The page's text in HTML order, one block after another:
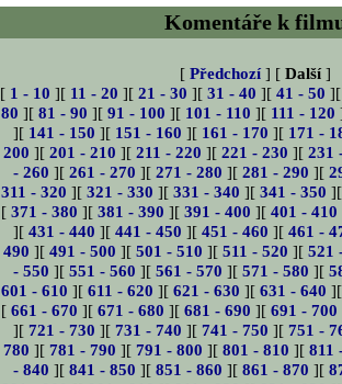
Komentáře k
[ Předchozí] [ Další]
[ 1 - 10 ][ 11 - 20 ][ 21 - 30 ][ 31 - 40 ][ 41 - 50
80 ][81 - 90 ][91 - 100 ][ 101 - 110 ][ 111 - 120
][ 141 - 150 ][ 151 - 160 ][ 161 - 170 ][ 171 -
200 ][ 201 - 210 ][ 211 - 220 ][ 221 - 230 ][ 231
- 260 ][ 261 - 270 ][ 271 - 280 ][ 281 - 290 ][
311 - 320 ][ 321 - 330 ][ 331 - 340 ][ 341 - 350
[ 371 - 380 ][ 381 - 390 ][ 391 - 400 ][ 401 - 410
][ 431 - 440 ][ 441 - 450 ][ 451 - 460 ][ 461 -
490 ][ 491 - 500 ][ 501 - 510 ][ 511 - 520 ][ 521
- 550 ][ 551 - 560 ][ 561 - 570 ][ 571 - 580 ][
601 - 610 ][ 611 - 620 ][ 621 - 630 ][ 631 - 640
[ 661 - 670 ][ 671 - 680 ][ 681 - 690 ][ 691 - 700
][ 721 - 730 ][ 731 - 740 ][ 741 - 750 ][ 751 -
780 ][ 781 - 790 ][ 791 - 800 ][ 801 - 810 ][ 811
- 840 ][ 841 - 850 ][ 851 - 860 ][ 861 - 870 ][